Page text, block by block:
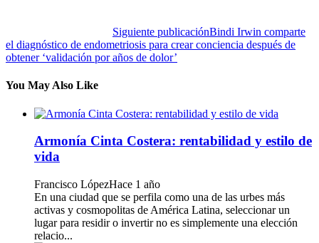
Siguiente publicaciónBindi Irwin comparte
el diagnóstico de endometriosis para crear conciencia después de
obtener ‘validación por años de dolor’
You May Also Like
Armonía Cinta Costera: rentabilidad y estilo de
vida
Francisco LópezHace 1 año
En una ciudad que se perfila como una de las urbes más
activas y cosmopolitas de América Latina, seleccionar un
lugar para residir o invertir no es simplemente una elección
relacio...